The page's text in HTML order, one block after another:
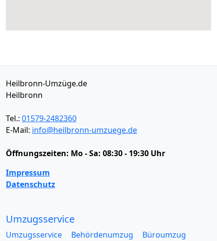
Heilbronn-Umzüge.de
Heilbronn
Tel.: 01579-2482360
E-Mail: info@heilbronn-umzuege.de
Öffnungszeiten: Mo - Sa: 08:30 - 19:30 Uhr
Impressum
Datenschutz
Umzugsservice
Umzugsservice Behördenumzug
Büroumzug